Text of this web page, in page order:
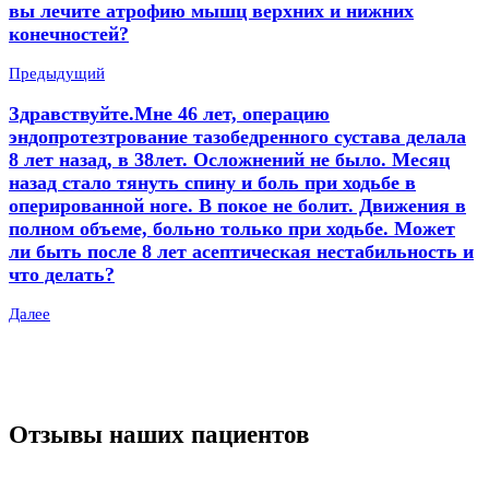
вы лечите атрофию мышц верхних и нижних
конечностей?
Предыдущий
Здравствуйте.Мне 46 лет, операцию
эндопротезтрование тазобедренного сустава делала
8 лет назад, в 38лет. Осложнений не было. Месяц
назад стало тянуть спину и боль при ходьбе в
оперированной ноге. В покое не болит. Движения в
полном объеме, больно только при ходьбе. Может
ли быть после 8 лет асептическая нестабильность и
что делать?
Далее
Отзывы наших пациентов